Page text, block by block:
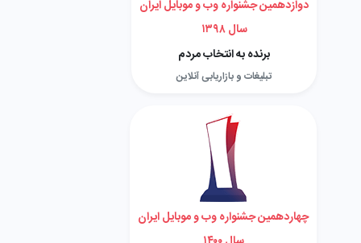
دوازدهمین جشنواره وب و موبایل ایران
سال ۱۳۹۸
برنده به انتخاب مردم
تبلیغات و بازاریابی آنلاین
چهاردهمین جشنواره وب و موبایل ایران